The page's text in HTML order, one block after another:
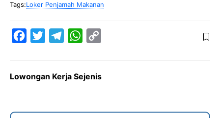
Tags:Loker Penjamah Makanan
e
o
t
e
e
r
W
t
A
y
i
Lowongan Kerja Sejenis